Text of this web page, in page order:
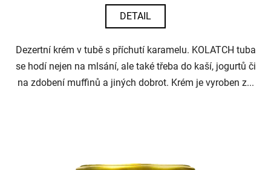
DETAIL
Dezertní krém v tubě s příchutí karamelu. KOLATCH tuba
se hodí nejen na mlsání, ale také třeba do kaší, jogurtů či
na zdobení muffinů a jiných dobrot. Krém je vyroben z...